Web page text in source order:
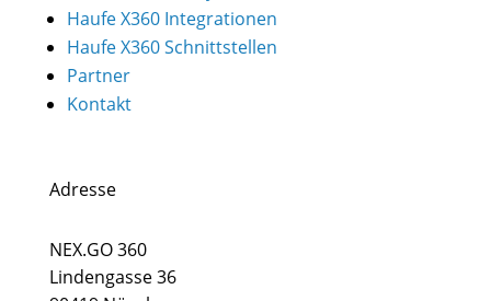
Haufe X360 Integrationen
Haufe X360 Schnittstellen
Partner
Kontakt
Adresse
NEX.GO 360
Lindengasse 36